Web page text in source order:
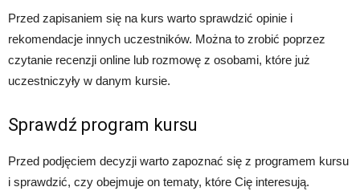
Przed zapisaniem się na kurs warto sprawdzić opinie i
rekomendacje innych uczestników. Można to zrobić poprzez
czytanie recenzji online lub rozmowę z osobami, które już
uczestniczyły w danym kursie.
Sprawdź program kursu
Przed podjęciem decyzji warto zapoznać się z programem kursu
i sprawdzić, czy obejmuje on tematy, które Cię interesują.